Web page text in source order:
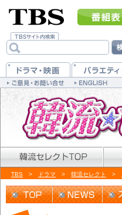
TBS > ドラマ > 韓流セレクト >